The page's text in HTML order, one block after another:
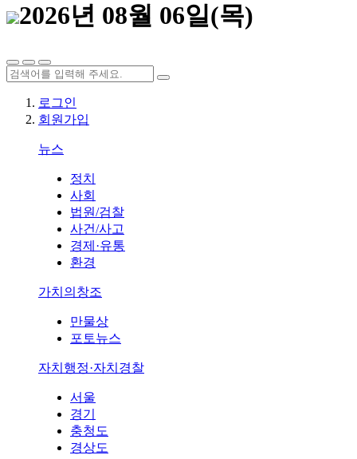
2026년 08월 06일(목)
로그인
회원가입
뉴스
정치
사회
법원/검찰
사건/사고
경제·유통
환경
가치의창조
만물상
포토뉴스
자치행정·자치경찰
서울
경기
충청도
경상도